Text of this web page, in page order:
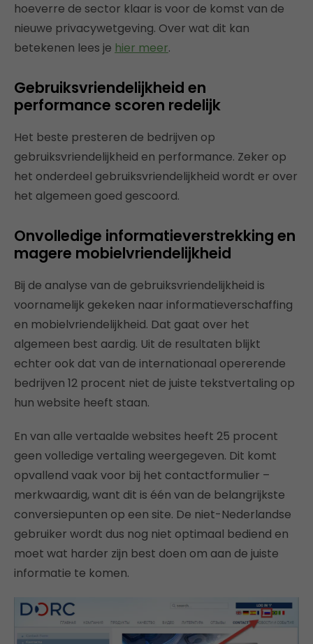
hoeverre de sector klaar is voor de komst van de
nieuwe privacywetgeving. Over wat dit kan
betekenen lees je hier meer.
Gebruiksvriendelijkheid en
performance scoren redelijk
Het beste presteren de bedrijven op
gebruiksvriendelijkheid en performance. Zeker op
het onderdeel gebruiksvriendelijkheid wordt er over
het algemeen goed gescoord.
Onvolledige informatieverstrekking en
magere mobielvriendelijkheid
Bij de analyse van de gebruiksvriendelijkheid is
voornamelijk gekeken naar informatieverschaffing
en mobielvriendelijkheid. Dat gaat over het
algemeen best aardig. Uit de resultaten blijkt
echter ook dat van de internationaal opererende
bedrijven 12 procent niet de juiste tekstvertaling op
hun website heeft staan.
En van alle vertaalde websites heeft 25 procent
geen volledige vertaling weergegeven. Dit komt
opvallend vaak voor bij het contactformulier –
merkwaardig, want dit is één van de belangrijkste
conversiepunten op een site. De niet-Nederlandse
gebruiker wordt dus nog niet optimaal bediend en
moet wat harder zijn best doen om aan de juiste
informatie te komen.